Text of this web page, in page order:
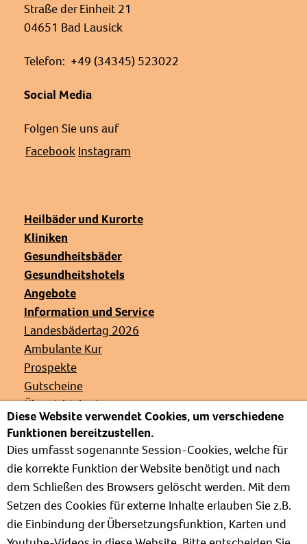
Straße der Einheit 21
04651 Bad Lausick
Telefon: +49 (34345) 523022
Social Media
Folgen Sie uns auf
Facebook Instagram
Heilbäder und Kurorte
Kliniken
Gesundheitsbäder
Gesundheitshotels
Angebote
Information und Service
Landesbädertag 2026
Ambulante Kur
Prospekte
Gutscheine
Übersichtskarte
Veranstaltungen
Presse
Links
Partnerverbände
Barrierefrei
Weg zur Kur
Kur- und Wellnesslexikon
Diese Website verwendet Cookies, um verschiedene
Funktionen bereitzustellen.
Dies umfasst sogenannte Session-Cookies, welche für
die korrekte Funktion der Website benötigt und nach
dem Schließen des Browsers gelöscht werden. Mit dem
Setzen des Cookies für externe Inhalte erlauben Sie z.B.
die Einbindung der Übersetzungsfunktion, Karten und